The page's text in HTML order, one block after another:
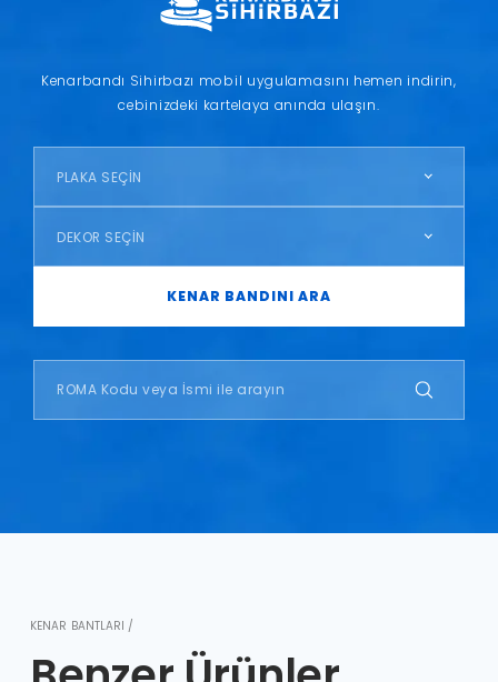
Kenarbandı Sihirbazı mobil uygulamasını hemen indirin,
cebinizdeki kartelaya anında ulaşın.
PLAKA SEÇİN
DEKOR SEÇİN
KENAR BANDINI ARA
KENAR BANTLARI /